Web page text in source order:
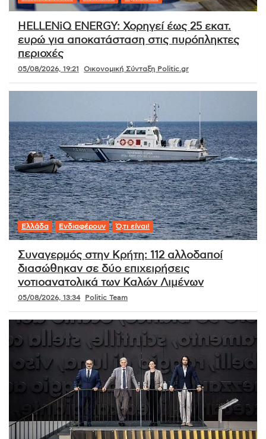
HELLENiQ ENERGY: Χορηγεί έως 25 εκατ.
ευρώ για αποκατάσταση στις πυρόπληκτες
περιοχές
05/08/2026, 19:21 Οικονομική Σύνταξη Politic.gr
Ελλάδα Ενδιαφέρουν Ό,τι είναι!
Συναγερμός στην Κρήτη: 112 αλλοδαποί
διασώθηκαν σε δύο επιχειρήσεις
νοτιοανατολικά των Καλών Λιμένων
05/08/2026, 13:34 Politic Team